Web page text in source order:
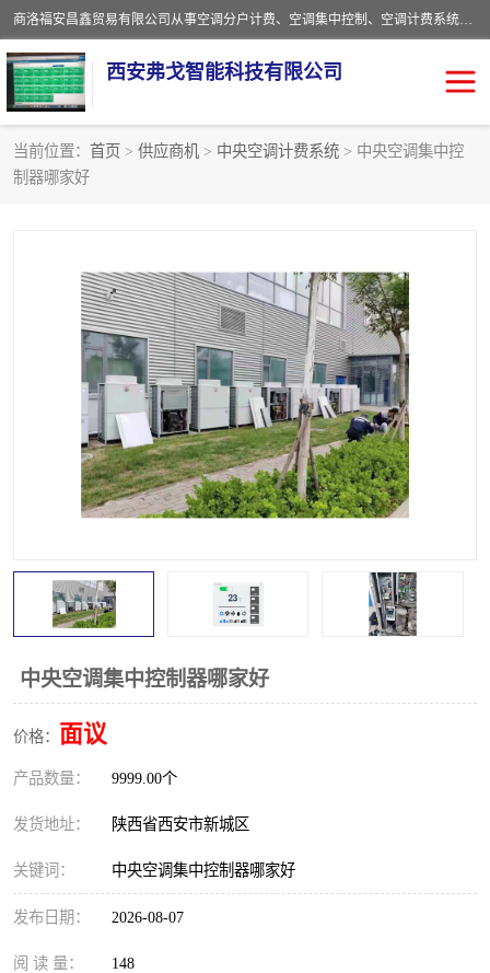
商洛福安昌鑫贸易有限公司从事空调分户计费、空调集中控制、空调计费系统、空调远程控制、中央空调分户计费、中央空调集中控制等产品的销售与安装。。语音控制，解放双手，让用户畅享安全、健康、便利、舒适、节能、愉悦的物联网智慧生活，我们竭诚为您提供住宅、别墅、公寓的智能家居化、智能办公化，智能酒店的解决方案。
西安弗戈智能科技有限公司
当前位置： 首页 > 供应商机 > 中央空调计费系统 > 中央空调集中控
制器哪家好
中央空调集中控制器哪家好
价格： 面议
产品数量： 9999.00个
发货地址： 陕西省西安市新城区
关键词： 中央空调集中控制器哪家好
发布日期： 2026-08-07
阅 读 量： 148
中央空调集中控制
空调计费系统 空调分户计费
中央空调计费系统 空调分户计费系统